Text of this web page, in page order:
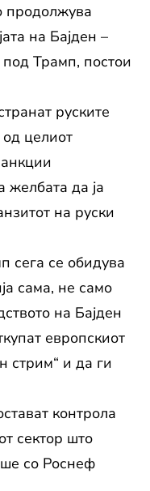
продолжува
на Бајден –
Трамп, постои
руските
целиот
желбата да ја
на руски
сега се обидува
сама, не само
на Бајден
европскиот
стрим“ и да ги
контрола
сектор што
со Роснеф